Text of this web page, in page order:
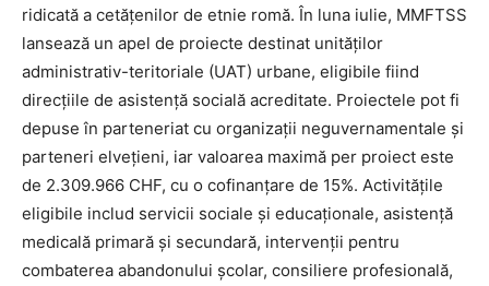
ridicată a cetățenilor de etnie romă. În luna iulie, MMFTSS
lansează un apel de proiecte destinat unităților
administrativ-teritoriale (UAT) urbane, eligibile fiind
direcțiile de asistență socială acreditate. Proiectele pot fi
depuse în parteneriat cu organizații neguvernamentale și
parteneri elvețieni, iar valoarea maximă per proiect este
de 2.309.966 CHF, cu o cofinanțare de 15%. Activitățile
eligibile includ servicii sociale și educaționale, asistență
medicală primară și secundară, intervenții pentru
combaterea abandonului școlar, consiliere profesională,